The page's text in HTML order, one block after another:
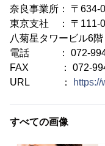
奈良事業所： 〒
東京支社 ： 〒111-
八菊星タワービル6階
電話 ： 072-994-
FAX ： 072-994-
URL ：
すべての画像